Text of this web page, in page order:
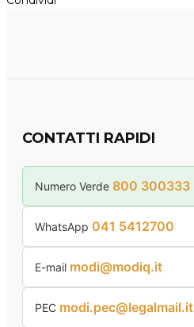
CONTATTI RAPIDI
Numero Verde 800 300333
WhatsApp 041 5412700
E-mail modi@modiq.it
PEC modi.pec@legalmail.it